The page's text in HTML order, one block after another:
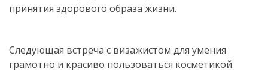
принятия здорового образа жизни.
Следующая встреча с визажистом для умения
грамотно и красиво пользоваться косметикой.